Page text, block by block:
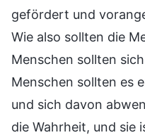
gefördert und
Wie also sollten die
Menschen sollten
Menschen sollten es
und sich davon
die Wahrheit, und sie